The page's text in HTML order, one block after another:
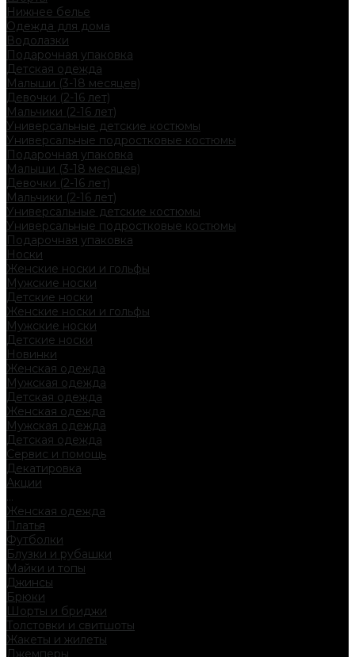
Нижнее белье
Одежда для дома
Водолазки
Подарочная упаковка
Детская одежда
Малыши (3-18 месяцев)
Девочки (2-16 лет)
Мальчики (2-16 лет)
Универсальные детские костюмы
Универсальные подростковые костюмы
Подарочная упаковка
Малыши (3-18 месяцев)
Девочки (2-16 лет)
Мальчики (2-16 лет)
Универсальные детские костюмы
Универсальные подростковые костюмы
Подарочная упаковка
Носки
Женские носки и гольфы
Мужские носки
Детские носки
Женские носки и гольфы
Мужские носки
Детские носки
Новинки
Женская одежда
Мужская одежда
Детская одежда
Женская одежда
Мужская одежда
Детская одежда
Сервис и помощь
Декатировка
Акции
...
Женская одежда
Платья
Футболки
Блузки и рубашки
Майки и топы
Джинсы
Брюки
Шорты и бриджи
Толстовки и свитшоты
Жакеты и жилеты
Джемперы